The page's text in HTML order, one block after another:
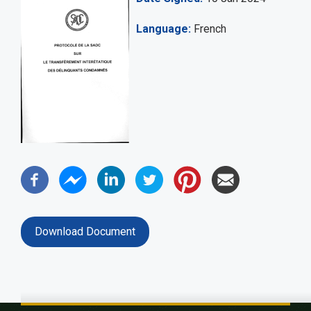
Language French
Download Document